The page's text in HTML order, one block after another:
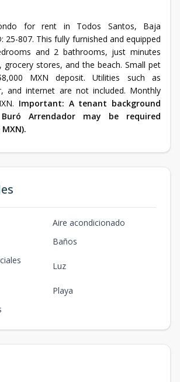
for rent in Todos Santos, Baja
25-807. This fully furnished and equipped
and 2 bathrooms, just minutes
stores, and the beach. Small pet
MXN deposit. Utilities such as
and internet are not included. Monthly
Important: A tenant background
Arrendador may be required
Aire acondicionado
Baños
Luz
Playa